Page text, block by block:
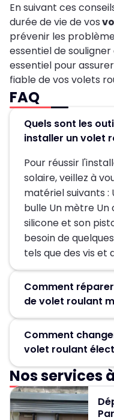
En suivant ces
durée de vie de vos
prévenir les
essentiel de
essentiel pour
fiable de vos volets
FAQ
Quels sont les
installer un volet
Pour réussir
solaire, veillez à
matériel suivants :
bulle Un mètre
silicone et son
besoin de
tels que des vis et
Comment
de volet roulant
roulant manuel,
ouvrir le coffre du
poulie installée
l’enrouleur abîmé
ensuite le nouvel
sangle. Pour
Comment
volet roulant
À Paris 14e, pour
d'un volet roulant
suivre ces étapes
Nos services